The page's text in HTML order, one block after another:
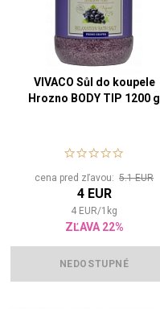
VIVACO Sůl do koupele
Hrozno BODY TIP 1200 g
cena pred zľavou: 5.1 EUR
4 EUR
4 EUR/1 kg
ZĽAVA 22%
NEDOSTUPNÉ